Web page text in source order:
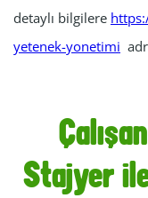
detaylı bilgilere
yetenek-yonetimi
Stajyer